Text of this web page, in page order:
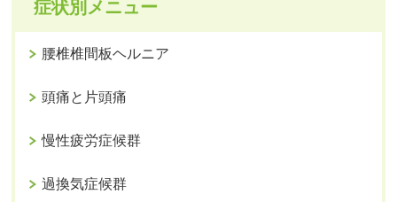
症状別メニュー
腰椎椎間板ヘルニア
頭痛と片頭痛
慢性疲労症候群
過換気症候群